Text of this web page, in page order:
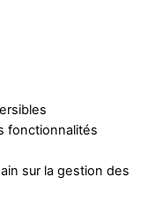
fonctionnalités
sur la gestion des